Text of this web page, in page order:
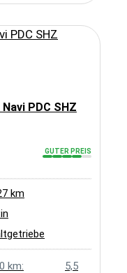
PDC SHZ
GUTER PREIS
km
km:
5,5